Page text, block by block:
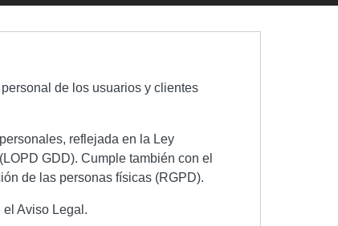
de los usuarios y clientes
reflejada en la Ley
GDD). Cumple también con el
de las personas físicas (RGPD).
Aviso Legal.